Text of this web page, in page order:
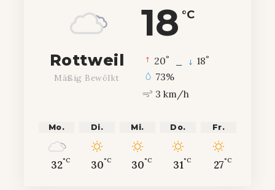
18 °C
Rottweil
Mäßig Bewölkt
20° 18°
73%
3 km/h
Mo.
32°C
Di.
30°C
Mi.
30°C
Do.
31°C
Fr.
27°C